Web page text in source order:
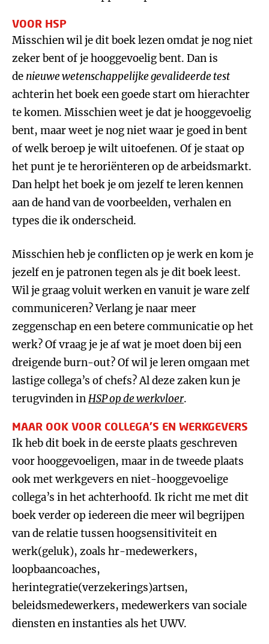
VOOR HSP
Misschien wil je dit boek lezen omdat je nog niet
zeker bent of je hooggevoelig bent. Dan is
de nieuwe wetenschappelijke gevalideerde test
achterin het boek een goede start om hierachter
te komen. Misschien weet je dat je hooggevoelig
bent, maar weet je nog niet waar je goed in bent
of welk beroep je wilt uitoefenen. Of je staat op
het punt je te heroriënteren op de arbeidsmarkt.
Dan helpt het boek je om jezelf te leren kennen
aan de hand van de voorbeelden, verhalen en
types die ik onderscheid.
Misschien heb je conflicten op je werk en kom je
jezelf en je patronen tegen als je dit boek leest.
Wil je graag voluit werken en vanuit je ware zelf
communiceren? Verlang je naar meer
zeggenschap en een betere communicatie op het
werk? Of vraag je je af wat je moet doen bij een
dreigende burn-out? Of wil je leren omgaan met
lastige collega’s of chefs? Al deze zaken kun je
terugvinden inHSP op de werkvloer.
MAAR OOK VOOR COLLEGA'S EN WERKGEVERS
Ik heb dit boek in de eerste plaats geschreven
voor hooggevoeligen, maar in de tweede plaats
ook met werkgevers en niet-hooggevoelige
collega’s in het achterhoofd. Ik richt me met dit
boek verder op iedereen die meer wil begrijpen
van de relatie tussen hoogsensitiviteit en
werk(geluk), zoals hr-medewerkers,
loopbaancoaches,
herintegratie(verzekerings)artsen,
beleidsmedewerkers, medewerkers van sociale
diensten en instanties als het UWV.